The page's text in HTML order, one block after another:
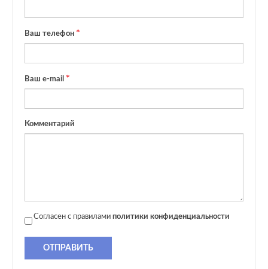
Ваш телефон
Ваш e-mail
Комментарий
Согласен с правилами политики конфиденциальности
ОТПРАВИТЬ